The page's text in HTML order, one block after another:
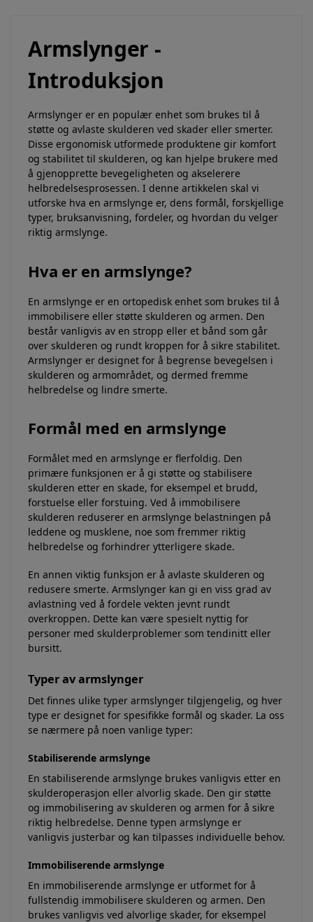
Armslynger -
Introduksjon
Armslynger er en populær enhet som brukes til å
støtte og avlaste skulderen ved skader eller smerter.
Disse ergonomisk utformede produktene gir komfort
og stabilitet til skulderen, og kan hjelpe brukere med
å gjenopprette bevegeligheten og akselerere
helbredelsesprosessen. I denne artikkelen skal vi
utforske hva en armslynge er, dens formål, forskjellige
typer, bruksanvisning, fordeler, og hvordan du velger
riktig armslynge.
Hva er en armslynge?
En armslynge er en ortopedisk enhet som brukes til å
immobilisere eller støtte skulderen og armen. Den
består vanligvis av en stropp eller et bånd som går
over skulderen og rundt kroppen for å sikre stabilitet.
Armslynger er designet for å begrense bevegelsen i
skulderen og armområdet, og dermed fremme
helbredelse og lindre smerte.
Formål med en armslynge
Formålet med en armslynge er flerfoldig. Den
primære funksjonen er å gi støtte og stabilisere
skulderen etter en skade, for eksempel et brudd,
forstuelse eller forstuing. Ved å immobilisere
skulderen reduserer en armslynge belastningen på
leddene og musklene, noe som fremmer riktig
helbredelse og forhindrer ytterligere skade.
En annen viktig funksjon er å avlaste skulderen og
redusere smerte. Armslynger kan gi en viss grad av
avlastning ved å fordele vekten jevnt rundt
overkroppen. Dette kan være spesielt nyttig for
personer med skulderproblemer som tendinitt eller
bursitt.
Typer av armslynger
Det finnes ulike typer armslynger tilgjengelig, og hver
type er designet for spesifikke formål og skader. La oss
se nærmere på noen vanlige typer:
Stabiliserende armslynge
En stabiliserende armslynge brukes vanligvis etter en
skulderoperasjon eller alvorlig skade. Den gir støtte
og immobilisering av skulderen og armen for å sikre
riktig helbredelse. Denne typen armslynge er
vanligvis justerbar og kan tilpasses individuelle behov.
Immobiliserende armslynge
En immobiliserende armslynge er utformet for å
fullstendig immobilisere skulderen og armen. Den
brukes vanligvis ved alvorlige skader, for eksempel